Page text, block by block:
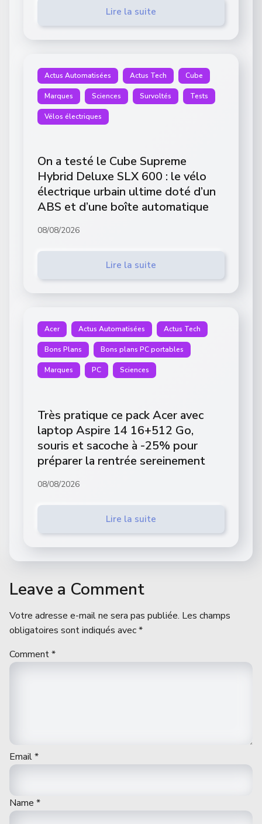
Lire la suite
Actus Automatisées Actus Tech Cube
Marques Sciences Survoltés Tests
Vélos électriques
On a testé le Cube Supreme
Hybrid Deluxe SLX 600 : le vélo
électrique urbain ultime doté d’un
ABS et d’une boîte automatique
08/08/2026
Lire la suite
Acer Actus Automatisées Actus Tech
Bons Plans Bons plans PC portables
Marques PC Sciences
Très pratique ce pack Acer avec
laptop Aspire 14 16+512 Go,
souris et sacoche à -25% pour
préparer la rentrée sereinement
08/08/2026
Lire la suite
Leave a Comment
Votre adresse e-mail ne sera pas publiée. Les champs
obligatoires sont indiqués avec*
Comment*
Email*
Name *